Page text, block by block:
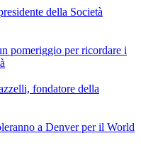
della Società
pomeriggio per ricordare i
fondatore della
a Denver per il World